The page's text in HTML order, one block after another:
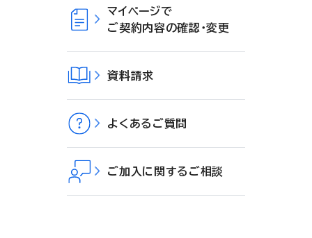
マイページで
ご契約内容の確認・変更
資料請求
よくあるご質問
ご加入に関するご相談